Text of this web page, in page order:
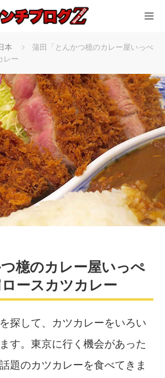
本
蒲田「とんかつ檍のカレー屋いっぺ
レー
檍のカレー屋いっぺ
ースカツカレー
探して、カツカレーをいろい
す。東京に行く機会があった
題のカツカレーを食べてきま